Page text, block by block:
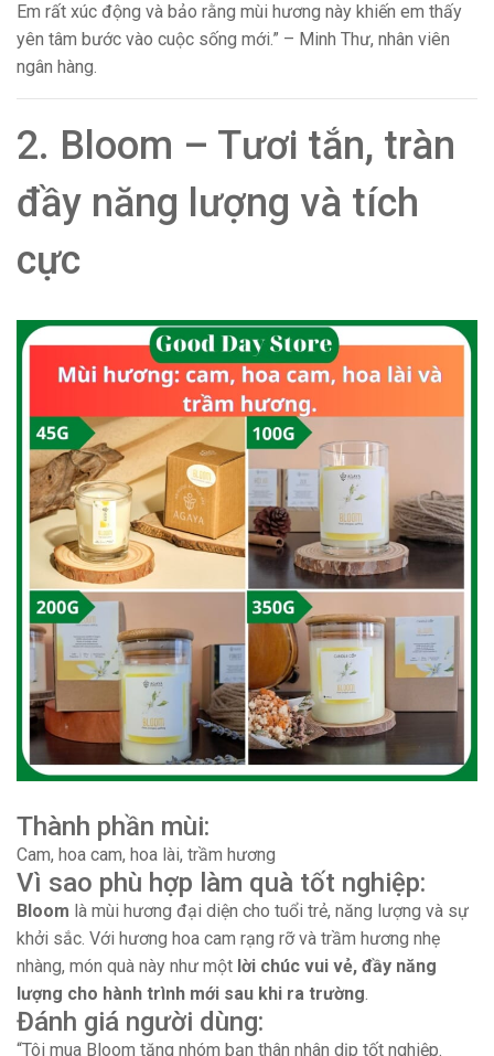
Em rất xúc động và bảo rằng mùi hương này khiến em thấy
yên tâm bước vào cuộc sống mới.” – Minh Thư, nhân viên
ngân hàng.
2. Bloom – Tươi tắn, tràn
đầy năng lượng và tích
cực
Thành phần mùi:
Cam, hoa cam, hoa lài, trầm hương
Vì sao phù hợp làm quà tốt nghiệp:
Bloom là mùi hương đại diện cho tuổi trẻ, năng lượng và sự
khởi sắc. Với hương hoa cam rạng rỡ và trầm hương nhẹ
nhàng, món quà này như một lời chúc vui vẻ, đầy năng
lượng cho hành trình mới sau khi ra trường.
Đánh giá người dùng:
“Tôi mua Bloom tặng nhóm bạn thân nhân dịp tốt nghiệp.